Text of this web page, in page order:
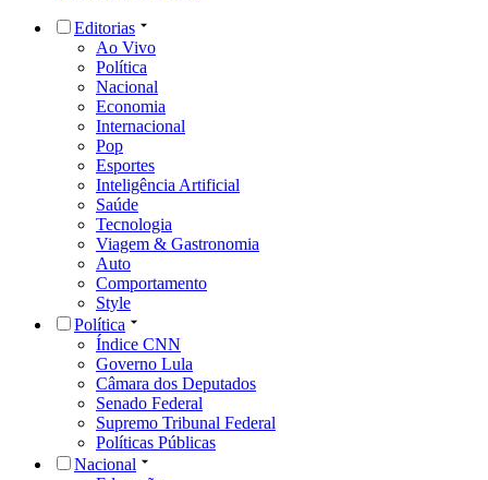
Editorias
Ao Vivo
Política
Nacional
Economia
Internacional
Pop
Esportes
Inteligência Artificial
Saúde
Tecnologia
Viagem & Gastronomia
Auto
Comportamento
Style
Política
Índice CNN
Governo Lula
Câmara dos Deputados
Senado Federal
Supremo Tribunal Federal
Políticas Públicas
Nacional